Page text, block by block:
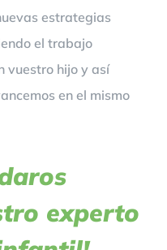
estrategias
el trabajo
vuestro hijo y así
en el mismo
experto